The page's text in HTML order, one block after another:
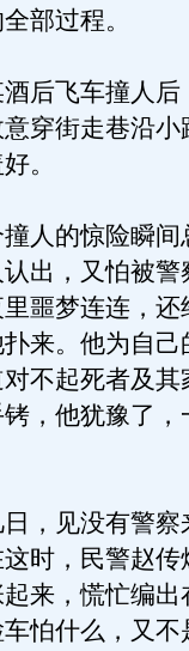
部过程。
飞车撞人后
穿街走巷沿小
。
的惊险瞬间
出，又怕被警
噩梦连连，
来。他为自己
不起死者及其
，他犹豫了
见没有警察
时，民警赵传
来，慌忙编出
怕什么，又不